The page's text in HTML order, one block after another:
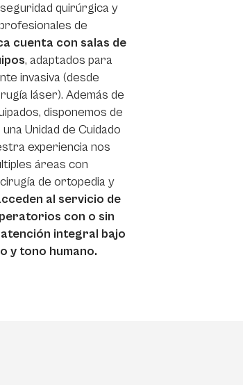
quirúrgica y
de
cuenta con salas de
, adaptados para
invasiva (desde
láser). Además de
disponemos de
Unidad de Cuidado
experiencia nos
áreas con
de ortopedia y
al servicio de
con o sin
integral bajo
y tono humano.